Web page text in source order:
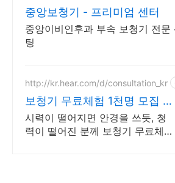
중앙보청기 - 프리미엄 센터
중앙이비인후과 부속 보청기 전문 센터 1:1
팅
http://kr.hear.com/d/consultation_kr
보청기 무료체험 1천명 모집 난
청 여부 알려주는 무료체험
시력이 떨어지면 안경을 쓰듯, 청
력이 떨어진 분께 보청기 무료체험